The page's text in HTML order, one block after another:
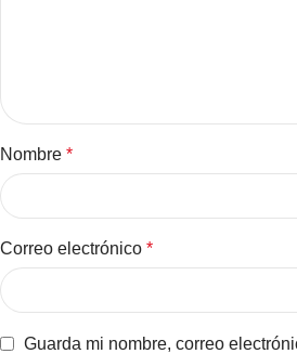
Nombre *
Correo electrónico *
Guarda mi nombre, correo